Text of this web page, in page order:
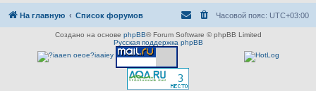
На главную Список форумов Часовой пояс: UTC+03:00
Создано на основе phpBB® Forum Software © phpBB Limited
Русская поддержка phpBB